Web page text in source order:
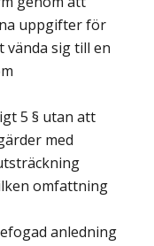
uppgifter för
sig till en
5 § utan att
med
omfattning
anledning